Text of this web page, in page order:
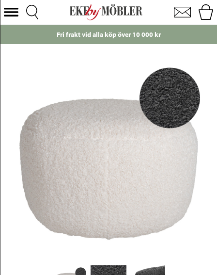
Odense fotpall klädsel Glore grå
Välj Kategori
Sängar
Förvaring
Inredning
Mattor
Belysning
Utemöbler
Varumärken
Fri frakt vid alla köp över 10 000 kr